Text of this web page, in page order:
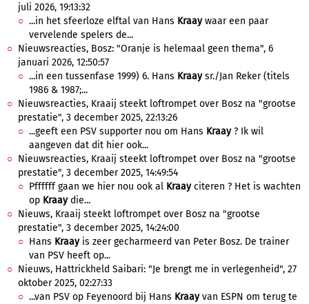
juli 2026, 19:13:32
...in het sfeerloze elftal van Hans Kraaywaar een paar
vervelende spelers de...
Nieuwsreacties, Bosz: "Oranje is helemaal geen thema", 6
januari 2026, 12:50:57
...in een tussenfase 1999) 6. Hans Kraaysr./Jan Reker (titels
1986 & 1987;...
Nieuwsreacties, Kraaij steekt loftrompet over Bosz na "grootse
prestatie", 3 december 2025, 22:13:26
...geeft een PSV supporter nou om Hans Kraay? Ik wil
aangeven dat dit hier ook...
Nieuwsreacties, Kraaij steekt loftrompet over Bosz na "grootse
prestatie", 3 december 2025, 14:49:54
Pffffff gaan we hier nou ook al Kraayciteren ? Het is wachten
op Kraaydie...
Nieuws, Kraaij steekt loftrompet over Bosz na "grootse
prestatie", 3 december 2025, 14:24:00
Hans Kraayis zeer gecharmeerd van Peter Bosz. De trainer
van PSV heeft op...
Nieuws, Hattrickheld Saibari: "Je brengt me in verlegenheid", 27
oktober 2025, 02:27:33
...van PSV op Feyenoord bij Hans Kraayvan ESPN om terug te